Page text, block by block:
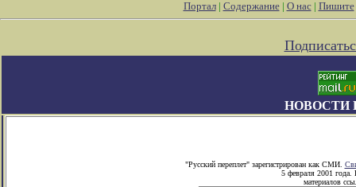
Портал| Содержание| О нас| Пишите
НОВОСТИ
"Русский переплет" зарегистрирован как СМИ.
5 февраля 2001 года.
материалов